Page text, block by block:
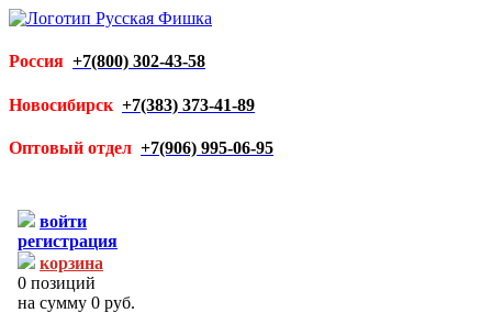
Россия +7(800) 302-43-58
Новосибирск +7(383) 373-41-89
Оптовый отдел +7(906) 995-06-95
войти
регистрация
корзина
0 позиций
на сумму 0 руб.